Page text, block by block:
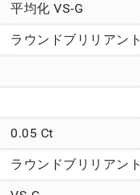
平均化 VS-G
ラウンドブリリアント
0.05 Ct
ラウンドブリリアント